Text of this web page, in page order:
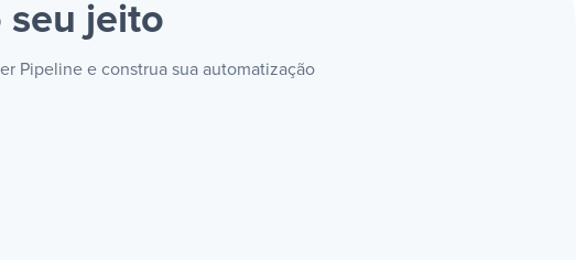
seu jeito
Pipeline e construa sua automatização